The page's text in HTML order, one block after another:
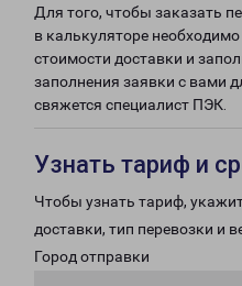
Для того, чтобы заказать
в калькуляторе
стоимости доставки и
заполнения заявки с вами
свяжется специалист ПЭК.
Узнать тариф и
Чтобы узнать тариф,
доставки, тип перевозки и
Город отправки